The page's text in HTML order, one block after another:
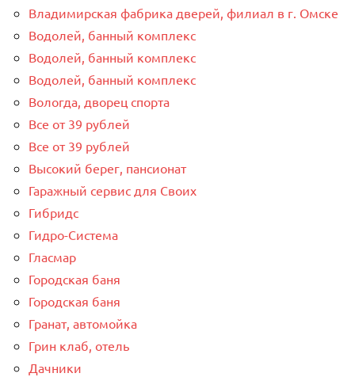
Владимирская фабрика дверей, филиал в г. Омске
Водолей, банный комплекс
Водолей, банный комплекс
Водолей, банный комплекс
Вологда, дворец спорта
Все от 39 рублей
Все от 39 рублей
Высокий берег, пансионат
Гаражный сервис для Своих
Гибридс
Гидро-Система
Гласмар
Городская баня
Городская баня
Гранат, автомойка
Грин клаб, отель
Дачники